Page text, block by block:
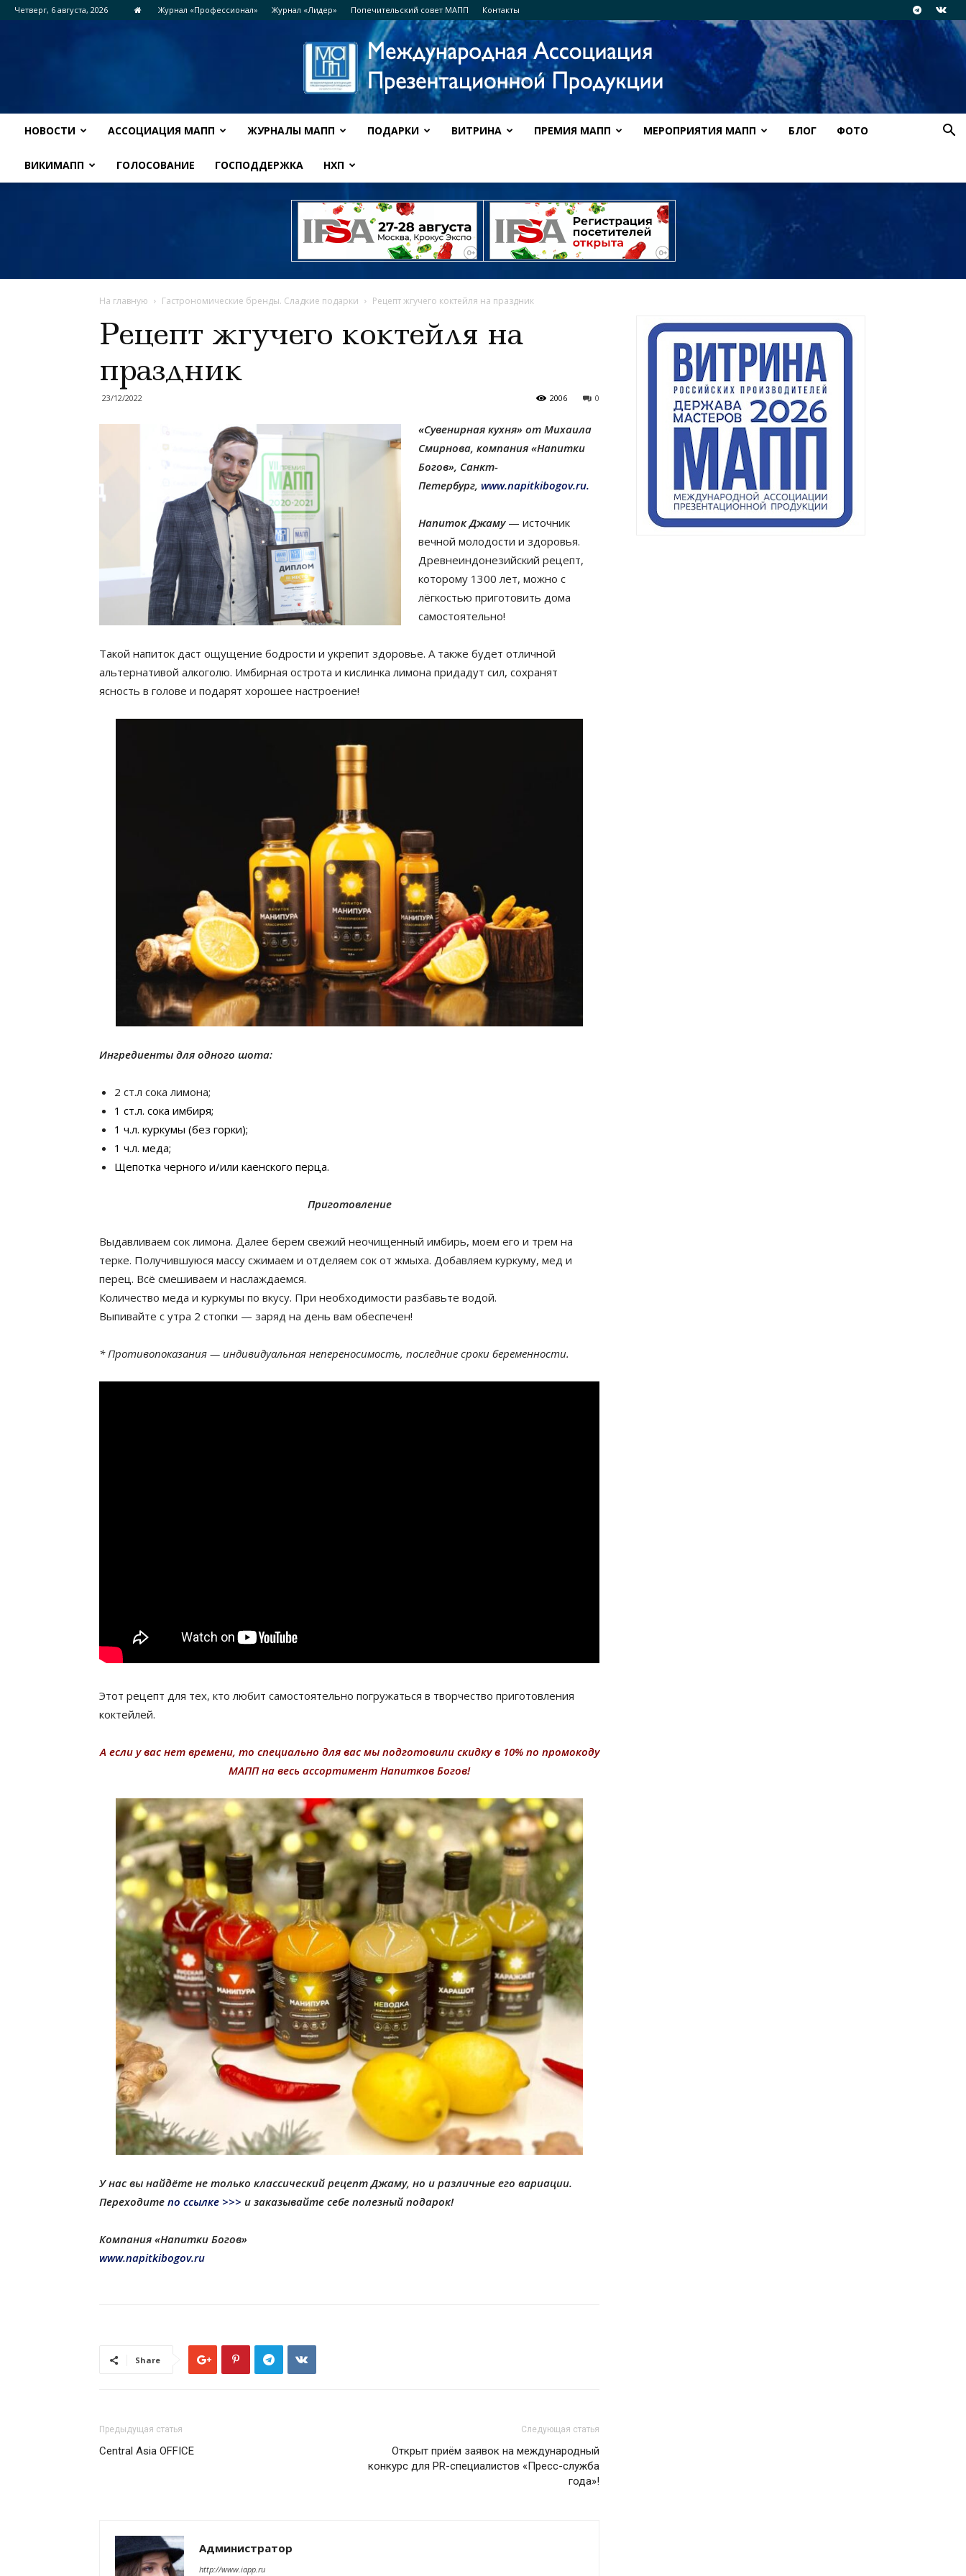
Четверг, 6 августа, 2026 Журнал «Профессионал» Журнал «Лидер» Попечительский совет МАПП Контакты
НОВОСТИ АССОЦИАЦИЯ МАПП ЖУРНАЛЫ МАПП ПОДАРКИ ВИТРИНА ПРЕМИЯ МАПП МЕРОПРИЯТИЯ МАПП БЛОГ ФОТО
ВИКИМАПП ГОЛОСОВАНИЕ ГОСПОДДЕРЖКА НХП
На главную Гастрономические бренды. Сладкие подарки Рецепт жгучего коктейля на праздник
Рецепт жгучего коктейля на
праздник
23/12/2022 0
2006
«Сувенирная кухня» от Михаила
Смирнова, компания «Напитки
Богов», Санкт-
Петербург, www.napitkibogov.ru.
Напиток Джаму— источник
вечной молодости и здоровья.
Древнеиндонезийский рецепт,
которому 1300 лет, можно с
лёгкостью приготовить дома
самостоятельно!
Такой напиток даст ощущение бодрости и укрепит здоровье. А также будет отличной
альтернативой алкоголю. Имбирная острота и кислинка лимона придадут сил, сохранят
ясность в голове и подарят хорошее настроение!
Ингредиенты для одного шота:
2 ст.л сока лимона;
1 ст.л. сока имбиря;
1 ч.л. куркумы (без горки);
1 ч.л. меда;
Щепотка черного и/или каенского перца.
Приготовление
Выдавливаем сок лимона. Далее берем свежий неочищенный имбирь, моем его и трем на
терке. Получившуюся массу сжимаем и отделяем сок от жмыха. Добавляем куркуму, мед и
перец. Всё смешиваем и наслаждаемся.
Количество меда и куркумы по вкусу. При необходимости разбавьте водой.
Выпивайте с утра 2 стопки — заряд на день вам обеспечен!
* Противопоказания — индивидуальная непереносимость, последние сроки беременности.
Этот рецепт для тех, кто любит самостоятельно погружаться в творчество приготовления
коктейлей.
А если у вас нет времени, то специально для вас мы подготовили скидку в 10% по промокоду
МАПП на весь ассортимент Напитков Богов!
У нас вы найдёте не только классический рецепт Джаму, но и различные его вариации.
Переходите по ссылке >>> и заказывайте себе полезный подарок!
Компания «Напитки Богов»
www.napitkibogov.ru
Share
Предыдущая статья
Central Asia OFFICE
Следующая статья
Открыт приём заявок на международный
конкурс для PR-специалистов «Пресс-служба
года»!
Администратор
http://www.iapp.ru